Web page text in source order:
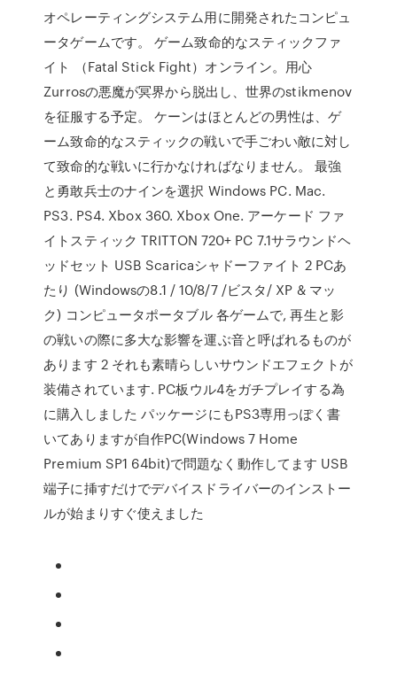
オペレーティングシステム用に開発されたコンピュ
ータゲームです。 ゲーム致命的なスティックファ
イト （Fatal Stick Fight）オンライン。用心
Zurrosの悪魔が冥界から脱出し、世界のstikmenov
を征服する予定。 ケーンはほとんどの男性は、ゲ
ーム致命的なスティックの戦いで手ごわい敵に対し
て致命的な戦いに行かなければなりません。 最強
と勇敢兵士のナインを選択 Windows PC. Mac.
PS3. PS4. Xbox 360. Xbox One. アーケード ファ
イトスティック TRITTON 720+ PC 7.1サラウンドヘ
ッドセット USB Scaricaシャドーファイト 2 PCあ
たり (Windowsの8.1 / 10/8/7 /ビスタ/ XP & マッ
ク) コンピュータポータブル 各ゲームで, 再生と影
の戦いの際に多大な影響を運ぶ音と呼ばれるものが
あります 2 それも素晴らしいサウンドエフェクトが
装備されています. PC板ウル4をガチプレイする為
に購入しました パッケージにもPS3専用っぽく書
いてありますが自作PC(Windows 7 Home
Premium SP1 64bit)で問題なく動作してます USB
端子に挿すだけでデバイスドライバーのインストー
ルが始まりすぐ使えました